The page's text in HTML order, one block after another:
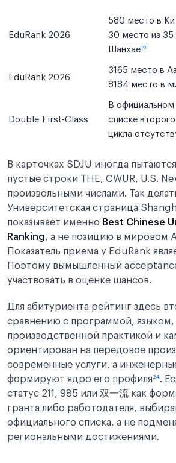
EduRank 2026
580 место в
30 место из 35
Шанхае¹⁹
EduRank 2026
3165 место в
8184 место в
Double First-Class
В официальном
списке второго
цикла
В карточках SDJU иногда
пустые строки THE, CWUR, U.S.
произвольными числами. Так
Университетская страница
показывает именно Best Chinese
Ranking, а не позицию в мировом
Показатель приема у EduRank
Поэтому вымышленный
участвовать в оценке шансов.
Для абитуриента рейтинг здесь
сравнению с программой, языком,
производственной практикой и
ориентирован на передовое
современные услуги, а
формируют ядро его профиля²⁴.
статус 211, 985 или 双一流 как
гранта либо работодателя,
официального списка, а не
региональными достижениями.